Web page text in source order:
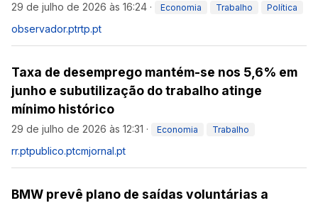
29 de julho de 2026 às 16:24 · Economia Trabalho Política
observador.ptrtp.pt
Taxa de desemprego mantém-se nos 5,6% em
junho e subutilização do trabalho atinge
mínimo histórico
29 de julho de 2026 às 12:31 · Economia Trabalho
rr.ptpublico.ptcmjornal.pt
BMW prevê plano de saídas voluntárias a